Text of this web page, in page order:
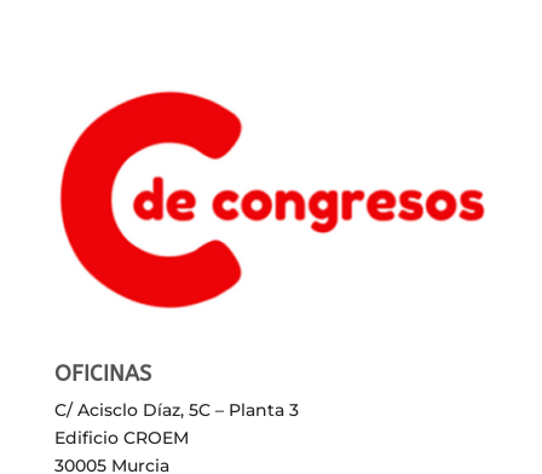
OFICINAS
C/ Acisclo Díaz, 5C – Planta 3
Edificio CROEM
30005 Murcia